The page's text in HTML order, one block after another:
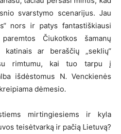
svarstymo scenarijus. Jau
nors ir patys fantastiškiausi
Čiukotkos šamanų
ar beraščių „seklių“
rimtumu, kai tuo tarpu į
išdėstomus N. Venckienės
dėmesio.
mirtingiesiems ir kyla
teisėtvarką ir pačią Lietuvą?